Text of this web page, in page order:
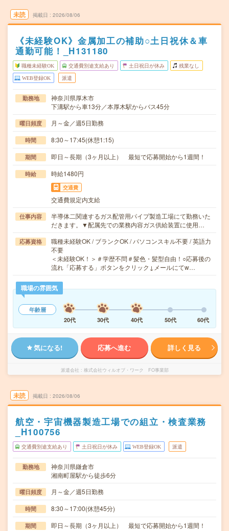
未読 掲載日 2026/08/06
《未経験OK》金属加工の補助○土日祝休＆車
通勤可能！_H131180
職種未経験OK 交通費別途支給あり 土日祝日が休み 残業なし
WEB登録OK 派遣
勤務地
神奈川県厚木市
下溝駅から車13分／本厚木駅からバス45分
曜日頻度 月～金／週5日勤務
時間 8:30～17:45(休憩1:15)
期間 即日～長期（3ヶ月以上） 最短で応募開始から1週間！
時給 時給1480円
交通費
交通費規定内支給
仕事内容
半導体二関連するガス配管用パイプ製造工場にて勤務いた
だきます。▼配属先での業務内容ガス供給装置に使用…
応募資格
職種未経験OK / ブランクOK / パソコンスキル不要 / 英語力
不要
＜未経験OK！＞＃学歴不問＃髪色・髪型自由！○応募後の
流れ「応募する」ボタンをクリック↓メールにてw…
職場の雰囲気
年齢層
20代
30代 40代 50代 60代
気になる! 応募へ進む 詳しく見る
派遣会社 株式会社ウィルオブ・ワーク FO事業部
未読 掲載日 2026/08/06
航空・宇宙機器製造工場での組立・検査業務
_H100756
交通費別途支給あり 土日祝日が休み WEB登録OK 派遣
勤務地
神奈川県鎌倉市
湘南町屋駅から徒歩6分
曜日頻度 月～金／週5日勤務
時間 8:30～17:00(休憩45分)
期間 即日～長期（3ヶ月以上） 最短で応募開始から1週間！